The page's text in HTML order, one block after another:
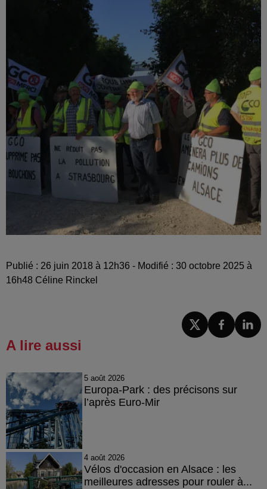
Publié : 26 juin 2018 à 12h36 - Modifié : 30 octobre 2025 à
16h48 Céline Rinckel
A lire aussi
5 août 2026
Europa-Park : des précisons sur
l’après Euro-Mir
4 août 2026
Vélos d'occasion en Alsace : les
meilleures adresses pour rouler à...